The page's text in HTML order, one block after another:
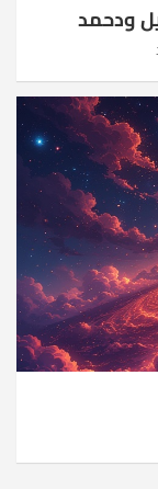
ودحمد